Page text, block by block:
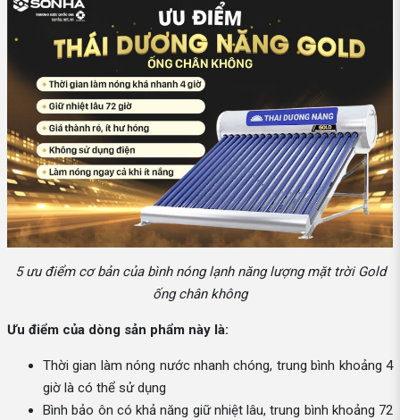
5 ưu điểm cơ bản của bình nóng lạnh năng lượng mặt trời Gold
ống chân không
Ưu điểm của dòng sản phẩm này là:
Thời gian làm nóng nước nhanh chóng, trung bình khoảng 4
giờ là có thể sử dụng
Bình bảo ôn có khả năng giữ nhiệt lâu, trung bình khoảng 72